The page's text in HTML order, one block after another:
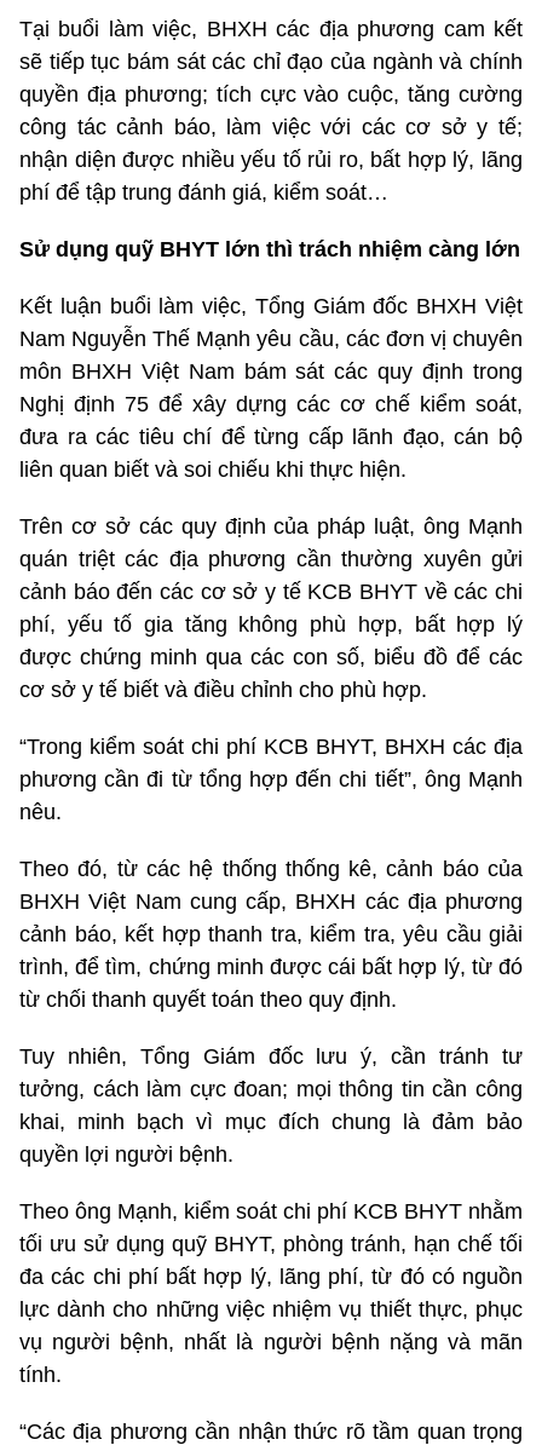
Tại buổi làm việc, BHXH các địa phương cam kết
sẽ tiếp tục bám sát các chỉ đạo của ngành và chính
quyền địa phương; tích cực vào cuộc, tăng cường
công tác cảnh báo, làm việc với các cơ sở y tế;
nhận diện được nhiều yếu tố rủi ro, bất hợp lý, lãng
phí để tập trung đánh giá, kiểm soát…
Sử dụng quỹ BHYT lớn thì trách nhiệm càng lớn
Kết luận buổi làm việc, Tổng Giám đốc BHXH Việt
Nam Nguyễn Thế Mạnh yêu cầu, các đơn vị chuyên
môn BHXH Việt Nam bám sát các quy định trong
Nghị định 75 để xây dựng các cơ chế kiểm soát,
đưa ra các tiêu chí để từng cấp lãnh đạo, cán bộ
liên quan biết và soi chiếu khi thực hiện.
Trên cơ sở các quy định của pháp luật, ông Mạnh
quán triệt các địa phương cần thường xuyên gửi
cảnh báo đến các cơ sở y tế KCB BHYT về các chi
phí, yếu tố gia tăng không phù hợp, bất hợp lý
được chứng minh qua các con số, biểu đồ để các
cơ sở y tế biết và điều chỉnh cho phù hợp.
“Trong kiểm soát chi phí KCB BHYT, BHXH các địa
phương cần đi từ tổng hợp đến chi tiết”, ông Mạnh
nêu.
Theo đó, từ các hệ thống thống kê, cảnh báo của
BHXH Việt Nam cung cấp, BHXH các địa phương
cảnh báo, kết hợp thanh tra, kiểm tra, yêu cầu giải
trình, để tìm, chứng minh được cái bất hợp lý, từ đó
từ chối thanh quyết toán theo quy định.
Tuy nhiên, Tổng Giám đốc lưu ý, cần tránh tư
tưởng, cách làm cực đoan; mọi thông tin cần công
khai, minh bạch vì mục đích chung là đảm bảo
quyền lợi người bệnh.
Theo ông Mạnh, kiểm soát chi phí KCB BHYT nhằm
tối ưu sử dụng quỹ BHYT, phòng tránh, hạn chế tối
đa các chi phí bất hợp lý, lãng phí, từ đó có nguồn
lực dành cho những việc nhiệm vụ thiết thực, phục
vụ người bệnh, nhất là người bệnh nặng và mãn
tính.
“Các địa phương cần nhận thức rõ tầm quan trọng